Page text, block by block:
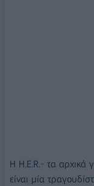
Η H.E.R.- τα αρχικά
είναι μία